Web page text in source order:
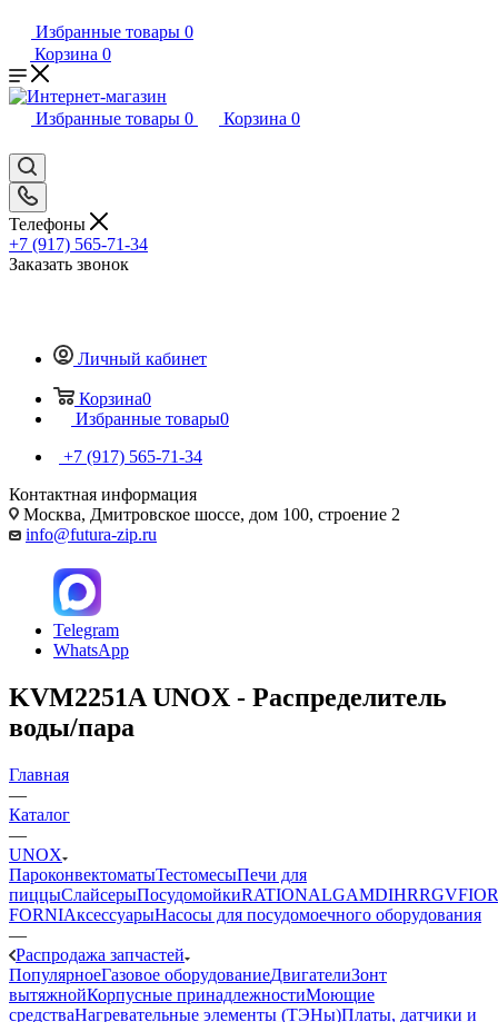
Избранные товары 0
Корзина 0
Избранные товары 0 Корзина 0
Телефоны
+7 (917) 565-71-34
Заказать звонок
Личный кабинет
Корзина0
Избранные товары0
+7 (917) 565-71-34
Контактная информация
Москва, Дмитровское шоссе, дом 100, строение 2
info@futura-zip.ru
Telegram
WhatsApp
KVM2251A UNOX - Распределитель
воды/пара
Главная
—
Каталог
—
UNOX
ПароконвектоматыТестомесыПечи для
пиццыСлайсерыПосудомойкиRATIONALGAMDIHRRGV
FORNIАксессуарыНасосы для посудомоечного оборудования
—
Распродажа запчастей
ПопулярноеГазовое оборудованиеДвигателиЗонт
вытяжнойКорпусные принадлежностиМоющие
средстваНагревательные элементы (ТЭНы)Платы, датчики и